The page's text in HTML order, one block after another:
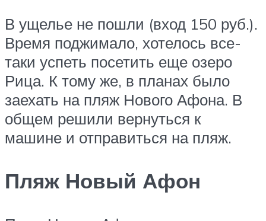
В ущелье не пошли (вход 150 руб.).
Время поджимало, хотелось все-
таки успеть посетить еще озеро
Рица. К тому же, в планах было
заехать на пляж Нового Афона. В
общем решили вернуться к
машине и отправиться на пляж.
Пляж Новый Афон